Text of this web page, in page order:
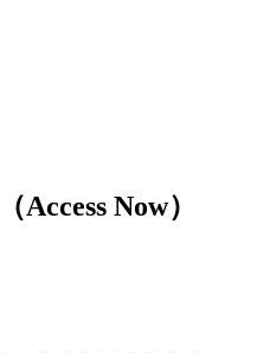
Now）